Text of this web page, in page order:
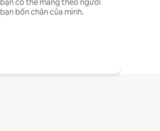
bạn có thể mang theo người
bạn bốn chân của mình.